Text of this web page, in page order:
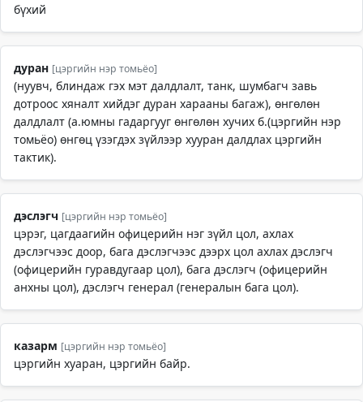
бүхий
дуран [цэргийн нэр томьёо]
(нуувч, блиндаж гэх мэт далдлалт, танк, шумбагч завь
дотроос хяналт хийдэг дуран харааны багаж), өнгөлөн
далдлалт (а.юмны гадаргууг өнгөлөн хучих б.(цэргийн нэр
томьёо) өнгөц үзэгдэх зүйлээр хууран далдлах цэргийн
тактик).
дэслэгч [цэргийн нэр томьёо]
цэрэг, цагдаагийн офицерийн нэг зүйл цол, ахлах
дэслэгчээс доор, бага дэслэгчээс дээрх цол ахлах дэслэгч
(офицерийн гуравдугаар цол), бага дэслэгч (офицерийн
анхны цол), дэслэгч генерал (генералын бага цол).
казарм [цэргийн нэр томьёо]
цэргийн хуаран, цэргийн байр.